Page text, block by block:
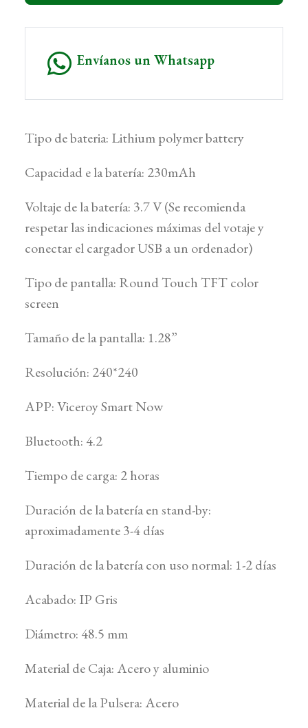
Envíanos un Whatsapp
Tipo de bateria: Lithium polymer battery
Capacidad e la batería: 230mAh
Voltaje de la batería: 3.7 V (Se recomienda
respetar las indicaciones máximas del votaje y
conectar el cargador USB a un ordenador)
Tipo de pantalla: Round Touch TFT color
screen
Tamaño de la pantalla: 1.28”
Resolución: 240*240
APP: Viceroy Smart Now
Bluetooth: 4.2
Tiempo de carga: 2 horas
Duración de la batería en stand-by:
aproximadamente 3-4 días
Duración de la batería con uso normal: 1-2 días
Acabado: IP Gris
Diámetro: 48.5 mm
Material de Caja: Acero y aluminio
Material de la Pulsera: Acero